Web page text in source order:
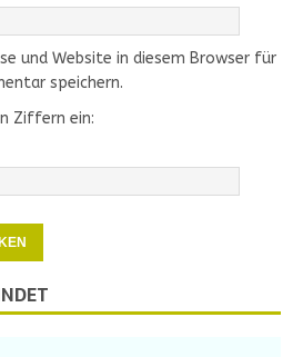
und Website in diesem Browser für
speichern.
Ziffern ein: